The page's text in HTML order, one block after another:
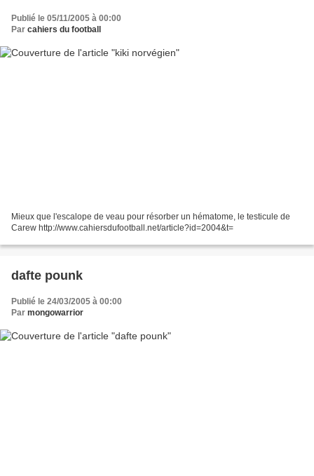
Publié le 05/11/2005 à 00:00
Par cahiers du football
Mieux que l'escalope de veau pour résorber un hématome, le testicule de
Carew http://www.cahiersdufootball.net/article?id=2004&t=
dafte pounk
Publié le 24/03/2005 à 00:00
Par mongowarrior